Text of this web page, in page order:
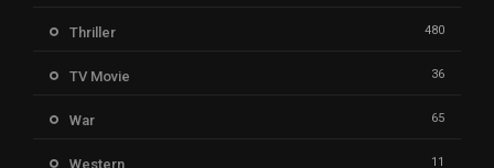
Thriller 480
TV Movie 36
War 65
Western 11